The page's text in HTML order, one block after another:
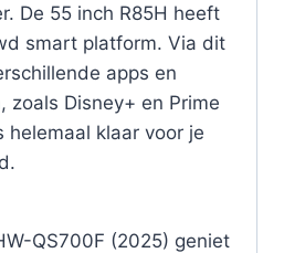
De 55 inch R85H heeft
smart platform. Via dit
apps en
zoals Disney+ en Prime
klaar voor je
QS700F (2025) geniet